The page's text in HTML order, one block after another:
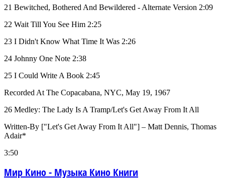
21 Bewitched, Bothered And Bewildered - Alternate Version 2:09
22 Wait Till You See Him 2:25
23 I Didn't Know What Time It Was 2:26
24 Johnny One Note 2:38
25 I Could Write A Book 2:45
Recorded At The Copacabana, NYC, May 19, 1967
26 Medley: The Lady Is A Tramp/Let's Get Away From It All
Written-By ["Let's Get Away From It All"] – Matt Dennis, Thomas
Adair*
3:50
Мир Кино - Музыка Кино Книги